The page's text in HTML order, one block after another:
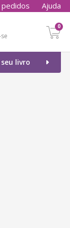
pedidos Ajuda
0
livro